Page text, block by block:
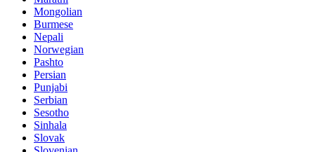
Mongolian
Burmese
Nepali
Norwegian
Pashto
Persian
Punjabi
Serbian
Sesotho
Sinhala
Slovak